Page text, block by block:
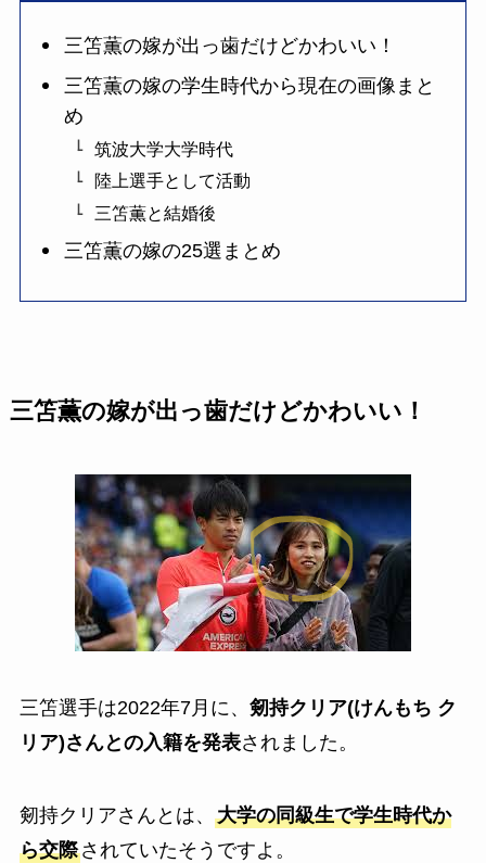
三笘薫の嫁が出っ歯だけどかわいい！
三笘薫の嫁の学生時代から現在の画像まと
め
筑波大学大学時代
陸上選手として活動
三笘薫と結婚後
三笘薫の嫁の25選まとめ
三笘薫の嫁が出っ歯だけどかわいい！
三笘選手は2022年7月に、 剱持クリア(けんもち ク
リア)さんとの入籍を発表されました。
剱持クリアさんとは、 大学の同級生で学生時代か
ら交際されていたそうですよ。